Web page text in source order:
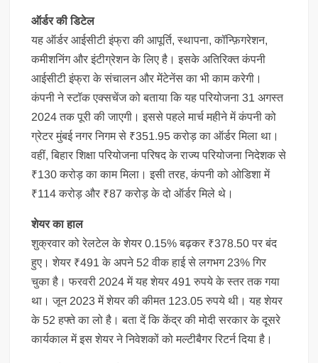
ऑर्डर की डिटेल
यह ऑर्डर आईसीटी इंफ्रा की आपूर्ति, स्थापना, कॉन्फ़िगरेशन,
कमीशनिंग और इंटीग्रेशन के लिए है। इसके अतिरिक्त कंपनी
आईसीटी इंफ्रा के संचालन और मेंटेनेंस का भी काम करेगी।
कंपनी ने स्टॉक एक्सचेंज को बताया कि यह परियोजना 31 अगस्त
2024 तक पूरी की जाएगी। इससे पहले मार्च महीने में कंपनी को
ग्रेटर मुंबई नगर निगम से ₹351.95 करोड़ का ऑर्डर मिला था।
वहीं, बिहार शिक्षा परियोजना परिषद के राज्य परियोजना निदेशक से
₹130 करोड़ का काम मिला। इसी तरह, कंपनी को ओडिशा में
₹114 करोड़ और ₹87 करोड़ के दो ऑर्डर मिले थे।
शेयर का हाल
शुक्रवार को रेलटेल के शेयर 0.15% बढ़कर ₹378.50 पर बंद
हुए। शेयर ₹491 के अपने 52 वीक हाई से लगभग 23% गिर
चुका है। फरवरी 2024 में यह शेयर 491 रुपये के स्तर तक गया
था। जून 2023 में शेयर की कीमत 123.05 रुपये थी। यह शेयर
के 52 हफ्ते का लो है। बता दें कि केंद्र की मोदी सरकार के दूसरे
कार्यकाल में इस शेयर ने निवेशकों को मल्टीबैगर रिटर्न दिया है।